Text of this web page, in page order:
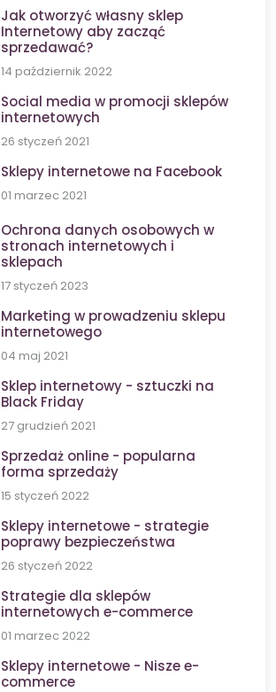
Jak otworzyć własny sklep
Internetowy aby zacząć
sprzedawać?
14 październik 2022
Social media w promocji sklepów
internetowych
26 styczeń 2021
Sklepy internetowe na Facebook
01 marzec 2021
Ochrona danych osobowych w
stronach internetowych i
sklepach
17 styczeń 2023
Marketing w prowadzeniu sklepu
internetowego
04 maj 2021
Sklep internetowy - sztuczki na
Black Friday
27 grudzień 2021
Sprzedaż online - popularna
forma sprzedaży
15 styczeń 2022
Sklepy internetowe - strategie
poprawy bezpieczeństwa
26 styczeń 2022
Strategie dla sklepów
internetowych e-commerce
01 marzec 2022
Sklepy internetowe - Nisze e-
commerce